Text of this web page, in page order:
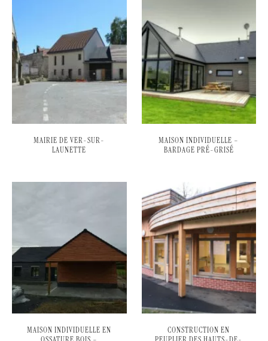
MAIRIE DE VER-SUR-
LAUNETTE
MAISON INDIVIDUELLE –
BARDAGE PRÉ-GRISÉ
MAISON INDIVIDUELLE EN
CONSTRUCTION EN